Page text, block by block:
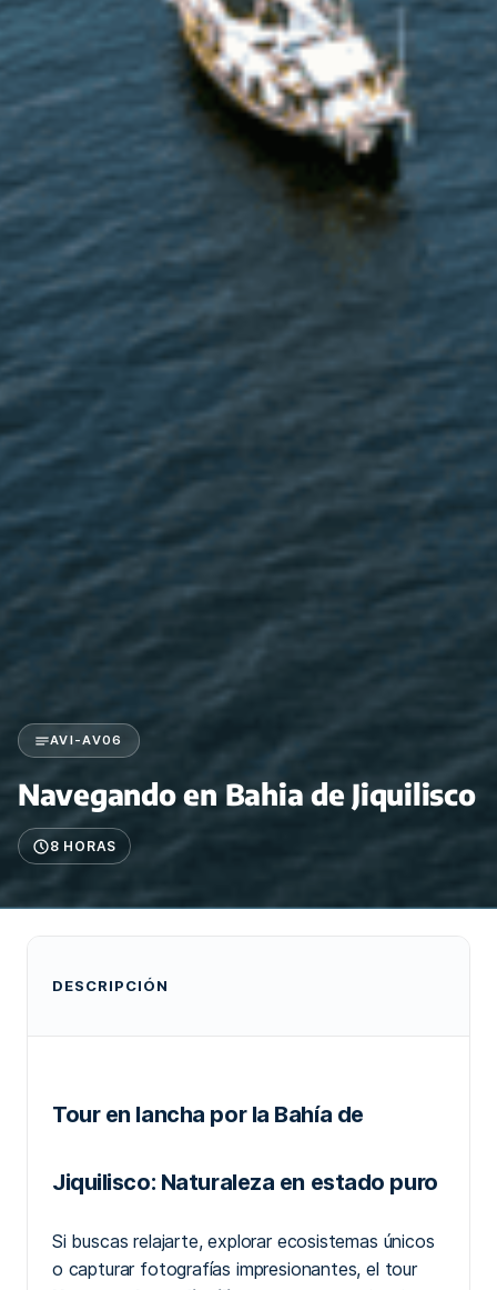
AVI-AV06
Navegando en Bahia de Jiquilisco
8 HORAS
DESCRIPCIÓN
Tour en lancha por la Bahía de
Jiquilisco: Naturaleza en estado puro
Si buscas relajarte, explorar ecosistemas únicos
o capturar fotografías impresionantes, el tour